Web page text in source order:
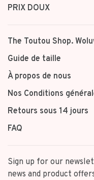
PRIX DOUX
The Toutou Shop.
Guide de taille
À propos de nous
Nos Conditions
Retours sous 14 jours
FAQ
Sign up for our
news and product